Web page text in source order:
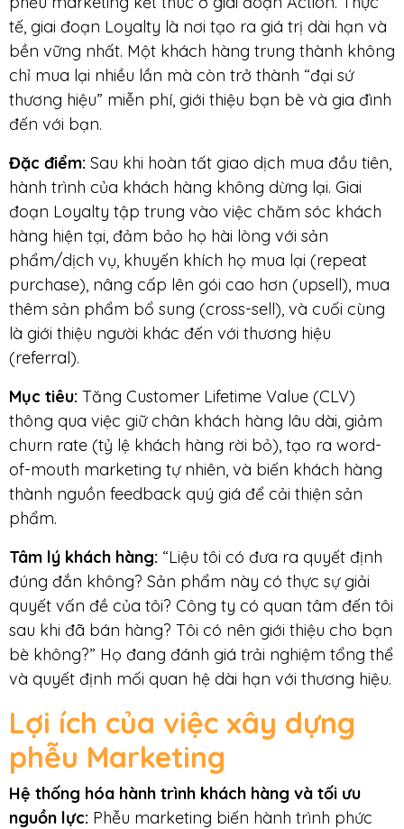
tế, giai đoạn Loyalty là nơi tạo ra giá trị dài hạn và
bền vững nhất. Một khách hàng trung thành không
chỉ mua lại nhiều lần mà còn trở thành “đại sứ
thương hiệu” miễn phí, giới thiệu bạn bè và gia đình
đến với bạn.
Đặc điểm: Sau khi hoàn tất giao dịch mua đầu tiên,
hành trình của khách hàng không dừng lại. Giai
đoạn Loyalty tập trung vào việc chăm sóc khách
hàng hiện tại, đảm bảo họ hài lòng với sản
phẩm/dịch vụ, khuyến khích họ mua lại (repeat
purchase), nâng cấp lên gói cao hơn (upsell), mua
thêm sản phẩm bổ sung (cross-sell), và cuối cùng
là giới thiệu người khác đến với thương hiệu
(referral).
Mục tiêu: Tăng Customer Lifetime Value (CLV)
thông qua việc giữ chân khách hàng lâu dài, giảm
churn rate (tỷ lệ khách hàng rời bỏ), tạo ra word-
of-mouth marketing tự nhiên, và biến khách hàng
thành nguồn feedback quý giá để cải thiện sản
phẩm.
Tâm lý khách hàng: “Liệu tôi có đưa ra quyết định
đúng đắn không? Sản phẩm này có thực sự giải
quyết vấn đề của tôi? Công ty có quan tâm đến tôi
sau khi đã bán hàng? Tôi có nên giới thiệu cho bạn
bè không?” Họ đang đánh giá trải nghiệm tổng thể
và quyết định mối quan hệ dài hạn với thương hiệu.
Lợi ích của việc xây dựng
phễu Marketing
Hệ thống hóa hành trình khách hàng và tối ưu
nguồn lực: Phễu marketing biến hành trình phức